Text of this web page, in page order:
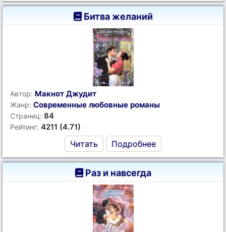
Битва желаний
Автор: Макнот Джудит
Жанр: Современные любовные романы
Страниц: 84
Рейтинг: 4211 (4.71)
Читать Подробнее
Раз и навсегда